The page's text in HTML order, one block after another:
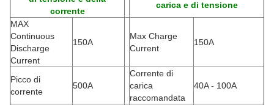
corrente
carica e di tensione
MAX
Continuous
Discharge
Current
150A
Max Charge
Current
150A
Picco di
corrente
500A
Corrente di
carica
raccomandata
40A - 100A